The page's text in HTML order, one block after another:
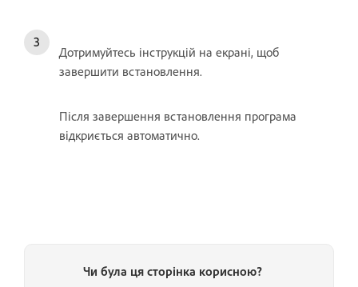
Дотримуйтесь інструкцій на екрані, щоб
завершити встановлення.
Після завершення встановлення програма
відкриється автоматично.
Чи була ця сторінка корисною?